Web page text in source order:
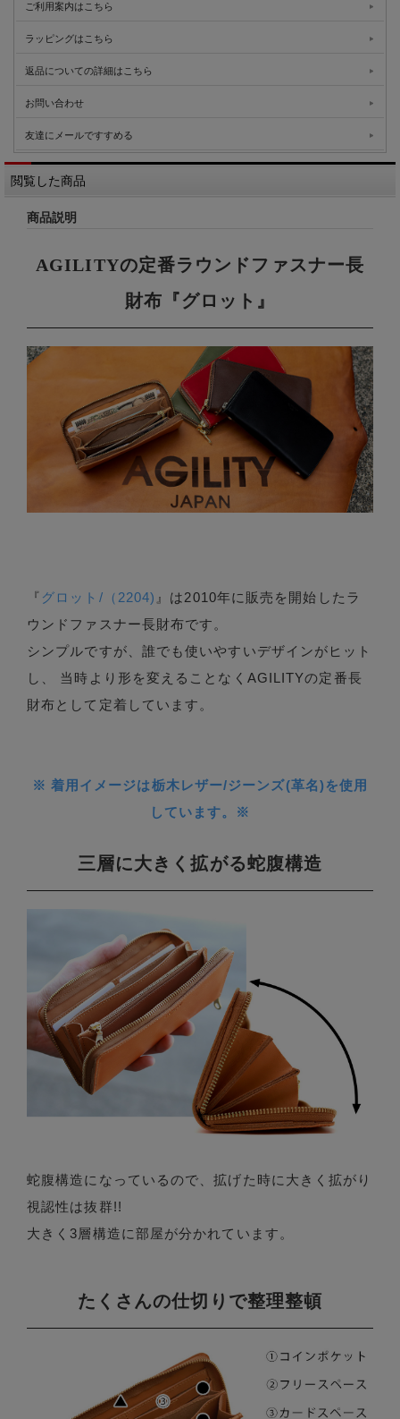
ご利用案内はこちら
ラッピングはこちら
返品についての詳細はこちら
お問い合わせ
友達にメールですすめる
閲覧した商品
商品説明
AGILITYの定番ラウンドファスナー長
財布『グロット』
『 グロット/（2204) 』は2010年に販売を開始したラ
ウンドファスナー長財布です。
シンプルですが、誰でも使いやすいデザインがヒット
し、 当時より形を変えることなくAGILITYの定番長
財布として定着しています。
※ 着用イメージは栃木レザー/ジーンズ(革名)を使用
しています。※
三層に大きく拡がる蛇腹構造
蛇腹構造になっているので、拡げた時に大きく拡がり
視認性は抜群!!
大きく3層構造に部屋が分かれています。
たくさんの仕切りで整理整頓